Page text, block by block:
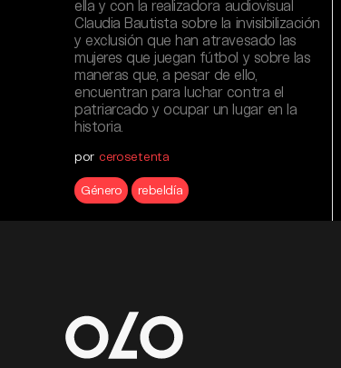
ella y con la realizadora audiovisual
Claudia Bautista sobre la invisibilización
y exclusión que han atravesado las
mujeres que juegan fútbol y sobre las
maneras que, a pesar de ello,
encuentran para luchar contra el
patriarcado y ocupar un lugar en la
historia.
por cerosetenta
Género rebeldía